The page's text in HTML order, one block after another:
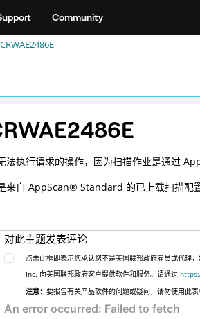
Community
CRWAE2486E
法执行请求的操作，因为扫描作业是通过
来自AppScan® Standard 的已上载扫描配
对此主题发表评论
点击此框即表示您承认您不是美国联邦政府雇员或代理
Inc. 向美国联邦政府客户提供软件和服务。请通过
注意：要报告有关产品软件的问题或疑问，请勿使用此